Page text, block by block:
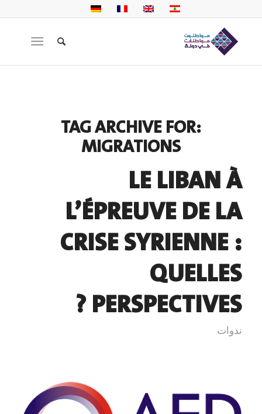
TAG ARCHIVE FOR:
MIGRATIONS
LE LIBAN À
L’ÉPREUVE DE LA
CRISE SYRIENNE :
QUELLES
PERSPECTIVES ?
ندوات